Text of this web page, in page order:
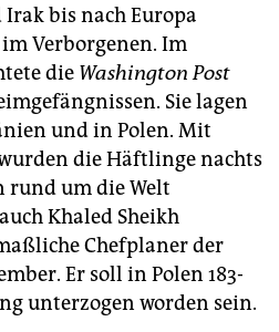
bis nach Europa
Verborgenen. Im
die Washington Post
Sie lagen
und in Polen. Mit
die Häftlinge nachts
rund um die Welt
Khaled Sheikh
Chefplaner der
Er soll in Polen 183-
unterzogen worden sein.